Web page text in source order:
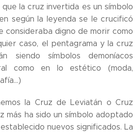
la cruz invertida es un símbolo
según la leyenda se le crucificó
consideraba digno de morir como
caso, el pentagrama y la cruz
siendo símbolos demoníacos
como en lo estético (moda,
la Cruz de Leviatán o Cruz
más ha sido un símbolo adoptado
nuevos significados. La